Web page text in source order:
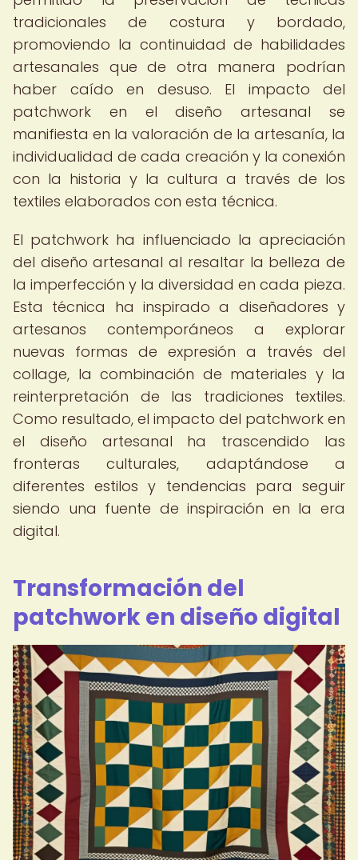
tradicionales de costura y bordado,
promoviendo la continuidad de habilidades
artesanales que de otra manera podrían
haber caído en desuso. El impacto del
patchwork en el diseño artesanal se
manifiesta en la valoración de la artesanía, la
individualidad de cada creación y la conexión
con la historia y la cultura a través de los
textiles elaborados con esta técnica.
El patchwork ha influenciado la apreciación
del diseño artesanal al resaltar la belleza de
la imperfección y la diversidad en cada pieza.
Esta técnica ha inspirado a diseñadores y
artesanos contemporáneos a explorar
nuevas formas de expresión a través del
collage, la combinación de materiales y la
reinterpretación de las tradiciones textiles.
Como resultado, el impacto del patchwork en
el diseño artesanal ha trascendido las
fronteras culturales, adaptándose a
diferentes estilos y tendencias para seguir
siendo una fuente de inspiración en la era
digital.
Transformación del
patchwork en diseño digital